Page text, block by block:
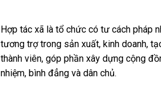
Hợp tác xã là tổ chức có tư cách pháp
tương trợ trong sản xuất, kinh doanh,
thành viên, góp phần xây dựng cộng
nhiệm, bình đẳng và dân chủ.